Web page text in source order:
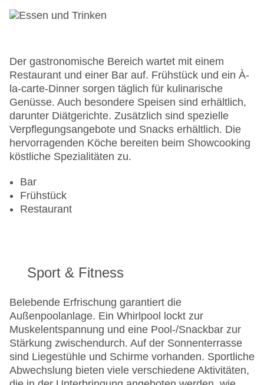
Gesamtanzahl der Zimmer: 10
Zahlungsarten: American Express, Mastercard,
Visa
Landeskategorie: 4 Sterne
Der gastronomische Bereich wartet mit einem
Restaurant und einer Bar auf. Frühstück und ein À-
la-carte-Dinner sorgen täglich für kulinarische
Genüsse. Auch besondere Speisen sind erhältlich,
darunter Diätgerichte. Zusätzlich sind spezielle
Verpflegungsangebote und Snacks erhältlich. Die
hervorragenden Köche bereiten beim Showcooking
köstliche Spezialitäten zu.
Bar
Frühstück
Restaurant
Sport & Fitness
Belebende Erfrischung garantiert die
Außenpoolanlage. Ein Whirlpool lockt zur
Muskelentspannung und eine Pool-/Snackbar zur
Stärkung zwischendurch. Auf der Sonnenterrasse
sind Liegestühle und Schirme vorhanden. Sportliche
Abwechslung bieten viele verschiedene Aktivitäten,